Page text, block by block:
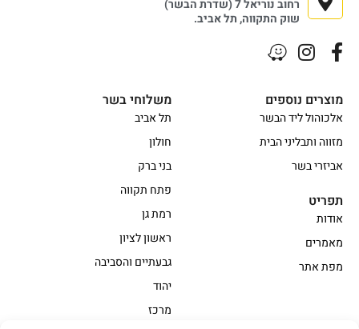
משלוחי בשר
תל אביב
חולון
בני ברק
פתח תקווה
רמת גן
ראשון לציון
גבעתיים והסביבה
יהוד
מרכז
מוצרים נוספים
אלכוהול ליד הבשר
מזווה ותבליני הבית
אביזרי בשר
תפריט
אודות
מאמרים
מפת אתר
רחוב נוריאל 7 (שדרת הבשר)
שוק התקווה, תל אביב.